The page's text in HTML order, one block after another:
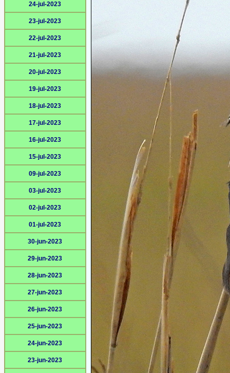
24-jul-2023
23-jul-2023
22-jul-2023
21-jul-2023
20-jul-2023
19-jul-2023
18-jul-2023
17-jul-2023
16-jul-2023
15-jul-2023
09-jul-2023
03-jul-2023
02-jul-2023
01-jul-2023
30-jun-2023
29-jun-2023
28-jun-2023
27-jun-2023
26-jun-2023
25-jun-2023
24-jun-2023
23-jun-2023